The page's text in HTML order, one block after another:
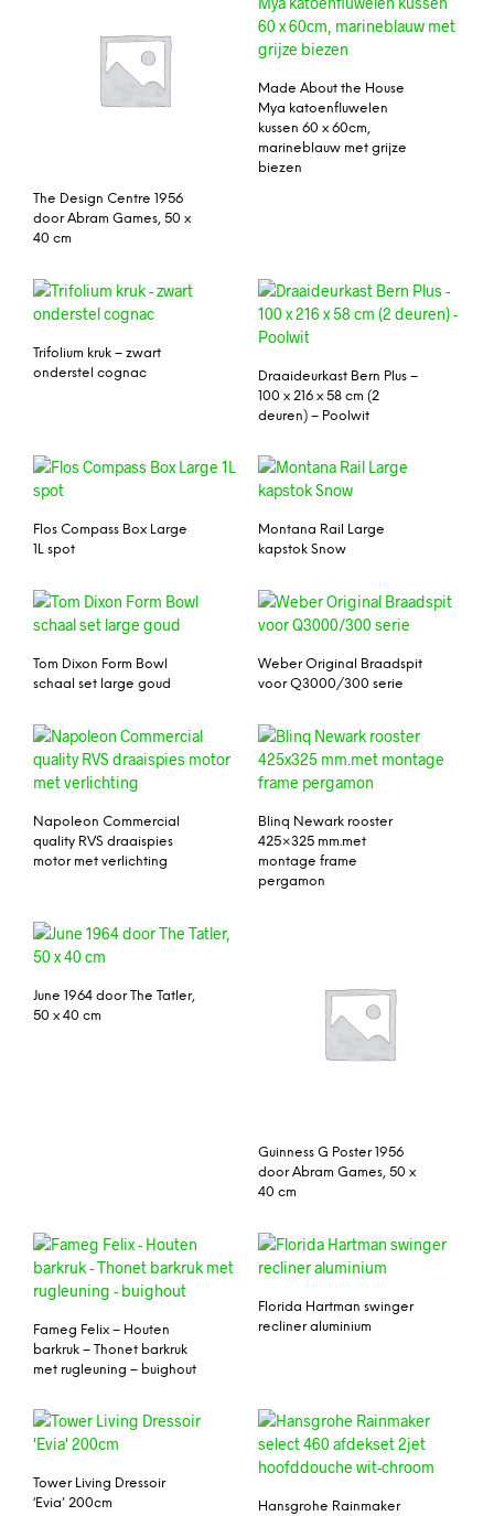
The Design Centre 1956
door Abram Games, 50 x
40 cm
Made About the House
Mya katoenfluwelen
kussen 60 x 60cm,
marineblauw met grijze
biezen
Trifolium kruk – zwart
onderstel cognac
Draaideurkast Bern Plus –
100 x 216 x 58 cm (2
deuren) – Poolwit
Flos Compass Box Large
1L spot
Montana Rail Large
kapstok Snow
Tom Dixon Form Bowl
schaal set large goud
Weber Original Braadspit
voor Q3000/300 serie
Napoleon Commercial
quality RVS draaispies
motor met verlichting
Blinq Newark rooster
425×325 mm.met
montage frame
pergamon
June 1964 door The Tatler,
50 x 40 cm
Guinness G Poster 1956
door Abram Games, 50 x
40 cm
Fameg Felix – Houten
barkruk – Thonet barkruk
met rugleuning – buighout
Florida Hartman swinger
recliner aluminium
Tower Living Dressoir
‘Evia’ 200cm
Hansgrohe Rainmaker